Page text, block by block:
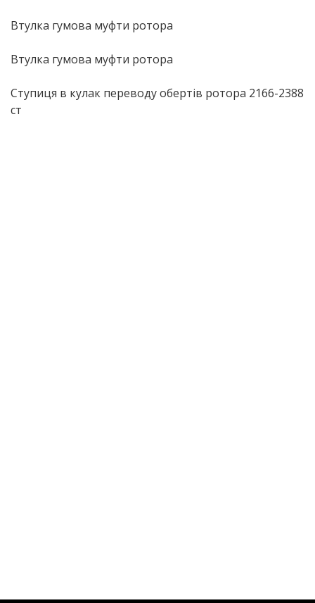
Втулка гумова муфти ротора
Втулка гумова муфти ротора
Ступиця в кулак переводу обертів ротора 2166-2388
ст